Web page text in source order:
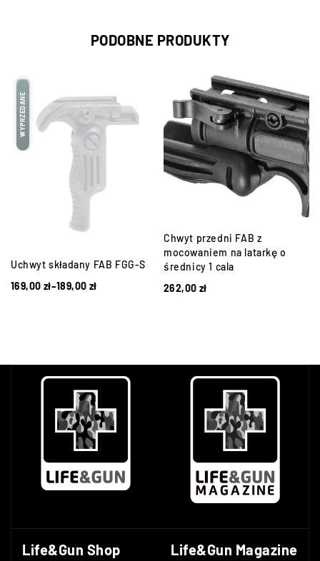
PODOBNE PRODUKTY
WYPRZEDANE
Uchwyt składany FAB FGG-S
169,00 zł–189,00 zł
Chwyt przedni FAB z
mocowaniem na latarkę o
średnicy 1 cala
262,00 zł
Life&Gun Shop Life&Gun Magazine